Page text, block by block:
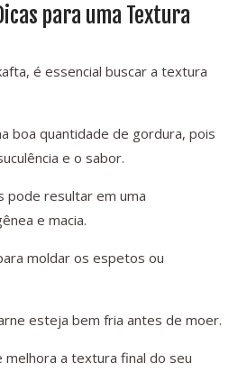
para uma Textura
é essencial buscar a textura
boa quantidade de gordura, pois
e o sabor.
pode resultar em uma
e macia.
moldar os espetos ou
esteja bem fria antes de moer.
a textura final do seu